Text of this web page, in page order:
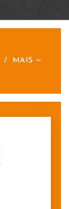
MAIS